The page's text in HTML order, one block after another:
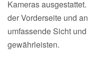
Kameras
der Vorderseite und
umfassende Sicht
gewährleisten.